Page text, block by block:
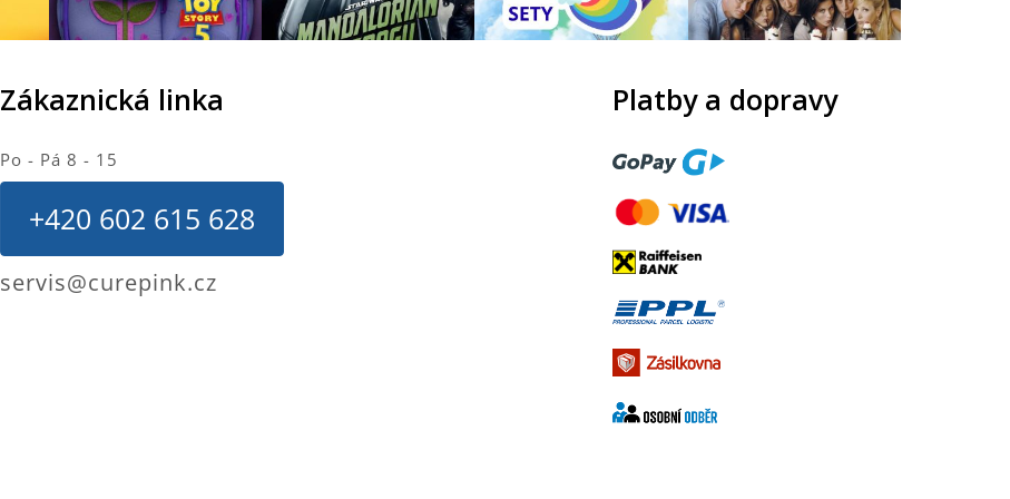
Zákaznická linka
Po - Pá 8 - 15
+420 602 615 628
servis@curepink.cz
Platby a dopravy